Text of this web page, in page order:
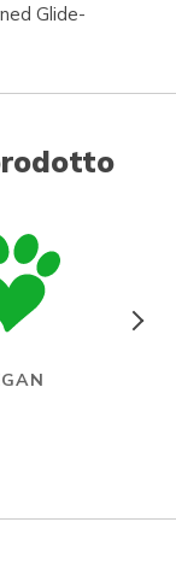
Glide-